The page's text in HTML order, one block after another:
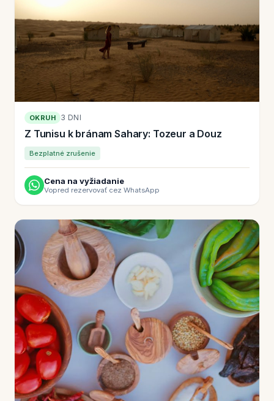
OKRUH 3 DNI
Z Tunisu k bránam Sahary: Tozeur a Douz
Bezplatné zrušenie
Cena na vyžiadanie
Vopred rezervovať cez WhatsApp